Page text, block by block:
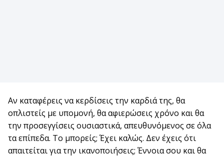
Αν καταφέρεις να κερδίσεις την καρδιά της, θα
οπλιστείς με υπομονή, θα αφιερώσεις χρόνο και θα
την προσεγγίσεις ουσιαστικά, απευθυνόμενος σε όλα
τα επίπεδα. Το μπορείς; Έχει καλώς. Δεν έχεις ότι
απαιτείται για την ικανοποιήσεις; Έννοια σου και θα